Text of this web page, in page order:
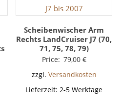
Scheibenwischer Arm
Rechts LandCruiser J7 (70,
71, 75, 78, 79)
Price: 79,00 €
zzgl. Versandkosten
Lieferzeit:2-5 Werktage